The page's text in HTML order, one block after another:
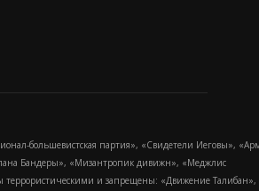
большевистская партия», «Свидетели Иеговы»,
Бандеры», «Мизантропик дивижн», «Меджлис
террористическими и запрещены: «Движение